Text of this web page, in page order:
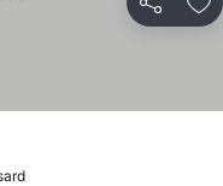
Partilhar